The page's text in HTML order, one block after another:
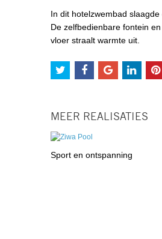
In dit hotelzwembad
De zelfbedienbare fontein
vloer straalt warmte uit.
MEER REALISATIES
Sport en ontspanning